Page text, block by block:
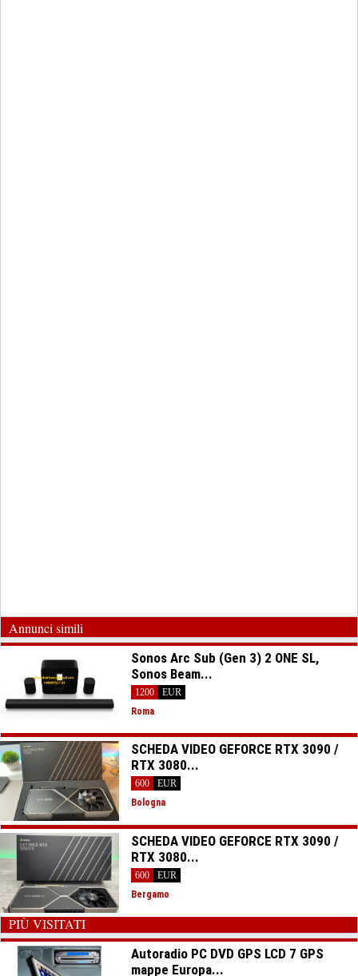
Annunci simili
Sonos Arc Sub (Gen 3) 2 ONE SL,
Sonos Beam...
1200
EUR
Roma
SCHEDA VIDEO GEFORCE RTX 3090 /
RTX 3080...
600
EUR
Bologna
SCHEDA VIDEO GEFORCE RTX 3090 /
RTX 3080...
600
EUR
Bergamo
PIÙ VISITATI
Autoradio PC DVD GPS LCD 7 GPS
mappe Europa...